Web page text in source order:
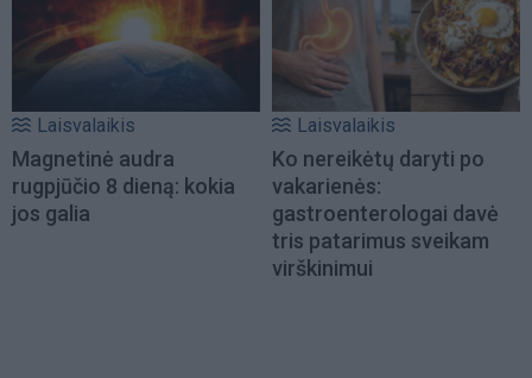
Laisvalaikis
Magnetinė audra
rugpjūčio 8 dieną: kokia
jos galia
Laisvalaikis
Ko nereikėtų daryti po
vakarienės:
gastroenterologai davė
tris patarimus sveikam
virškinimui